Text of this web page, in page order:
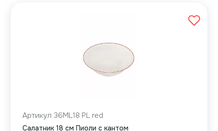
Артикул 36ML18 PL red
Салатник 18 см Пиоли с кантом